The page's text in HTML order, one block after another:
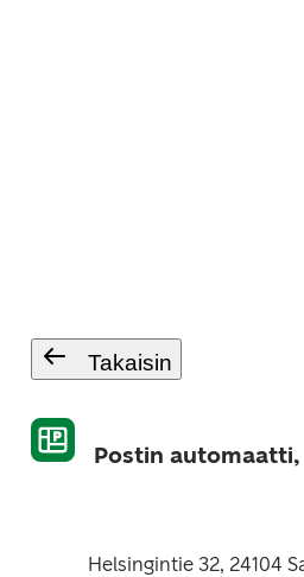
Takaisin
Postin
Helsingintie 32, 24104